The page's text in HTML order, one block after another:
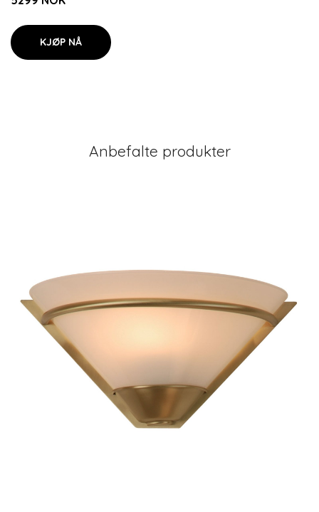
KJØP NÅ
Anbefalte produkter